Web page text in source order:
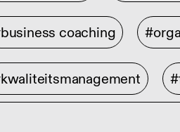
coaching